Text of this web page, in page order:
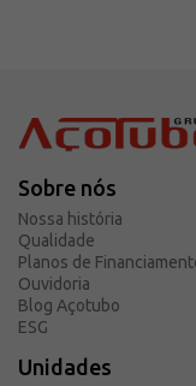
Sobre nós
Nossa história
Qualidade
Planos de
Ouvidoria
Blog Açotubo
ESG
Unidades